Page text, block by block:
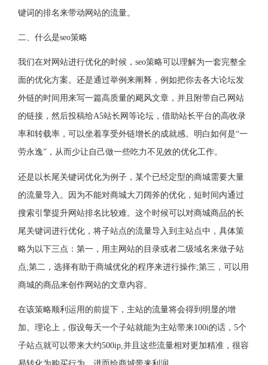
键词的排名来带动网站的流量。
二、什么是seo策略
我们在对网站进行优化的时候，seo策略可以理解为一套完整全
面的优化方案。还是通过举例来阐释，例如把你去各大论坛发
外链的时间用来写一篇高质量的飓风文章，并且附带自己网站
的链接，然后投稿给A5站长网等论坛，借助站长平台的高收录
率和转载率，可以坐着享受外链增长的成就感。明白如何是“一
劳永逸”，从而少让自己做一些吃力不见效的优化工作。
还是以长尾关键词优化为例子，某个已经定型的商城需要大量
的流量导入。因为不能对商城大刀阔斧的优化，短时间内通过
搜索引擎提升网站排名比较难。这个时候可以对商城商品的长
尾关键词进行优化，将子站点的流量导入到主站点中，具体策
略为以下三点：第一，用主网站的目录或者二级域名来做子站
点;第二，选择有助于商城优化的程序来进行操作;第三，可以用
商城的商品来创作网站的文章内容。
在该策略顺利运用的前提下，主站的流量将会得到明显的增
加。理论上，假设每天一个子站就能为主站带来100i的话，5个
子站点就可以带来大约500ip,并且这些流量相对更加精准，很容